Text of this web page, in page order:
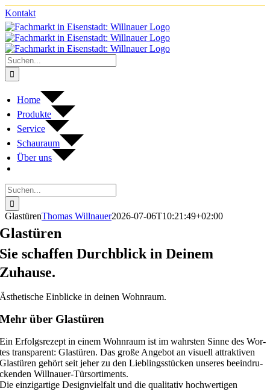
Zum
Inhalt
springen
Facebook
Instagram
Kontakt
Suche
nach:
Home
Pro­dukte
Ser­vice
Schau­raum
Über uns
Suche
nach:
Glas­tü­renThomas Willnauer2026-07-06T10:21:49+02:00
Glas­tü­ren
Sie schaf­fen Durch­blick in Dei­nem
Zuhause.
Ästhe­ti­sche Ein­bli­cke in dei­nen Wohnraum.
Mehr über Glastüren
Ein Erfolgs­re­zept in einem Wohn­raum ist im wahrs­ten Sinne des Wor­
tes trans­pa­rent: Glas­tü­ren. Das große Ange­bot an visu­ell attrak­ti­ven
Glastüren gehört seit jeher zu den Lieb­lings­stü­cken unse­res beeindru­
ckenden Willnauer-Türsortiments.
Die ein­zig­ar­tige Design­viel­falt und die qua­li­ta­tiv hoch­wer­ti­gen